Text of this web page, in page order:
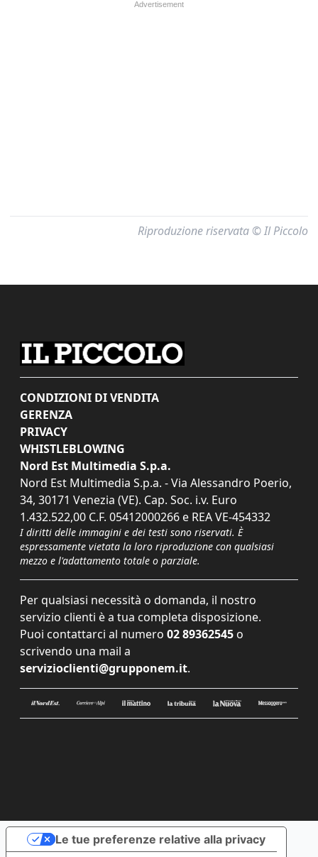
Riproduzione riservata © Il Piccolo
CONDIZIONI DI VENDITA
GERENZA
PRIVACY
WHISTLEBLOWING
Nord Est Multimedia S.p.a.
Nord Est Multimedia S.p.a. - Via Alessandro Poerio,
34, 30171 Venezia (VE). Cap. Soc. i.v. Euro
1.432.522,00 C.F. 05412000266 e REA VE-454332
I diritti delle immagini e dei testi sono riservati. È
espressamente vietata la loro riproduzione con qualsiasi
mezzo e l'adattamento totale o parziale.
Per qualsiasi necessità o domanda, il nostro
servizio clienti è a tua completa disposizione.
Puoi contattarci al numero 02 89362545 o
scrivendo una mail a
servizioclienti@grupponem.it.
Le tue preferenze relative alla privacy